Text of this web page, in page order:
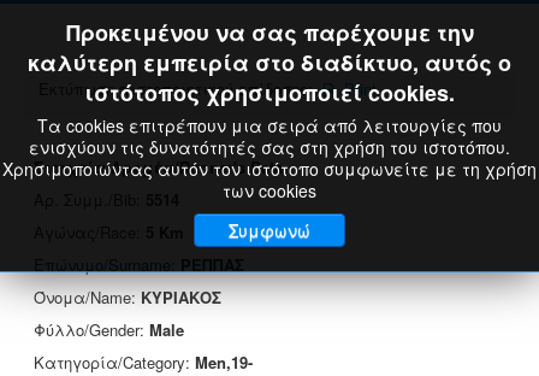
Εκτύπωση πιστοποιητικού επίδοσης: Print
Στοιχεία Δρομέα/Runner's Data
Όνομα/Name:ΚΥΡΙΑΚΟΣ
Φύλλο/Gender: Male
Κατηγορία/Category: Men,19-
Προκειμένου να σας παρέχουμε την
καλύτερη εμπειρία στο διαδίκτυο, αυτός ο
ιστότοπος χρησιμοποιεί cookies.
Τα cookies επιτρέπουν μια σειρά από λειτουργίες που
ενισχύουν τις δυνατότητές σας στη χρήση του ιστοτόπου.
Χρησιμοποιώντας αυτόν τον ιστότοπο συμφωνείτε με τη χρήση
των cookies
Συμφωνώ